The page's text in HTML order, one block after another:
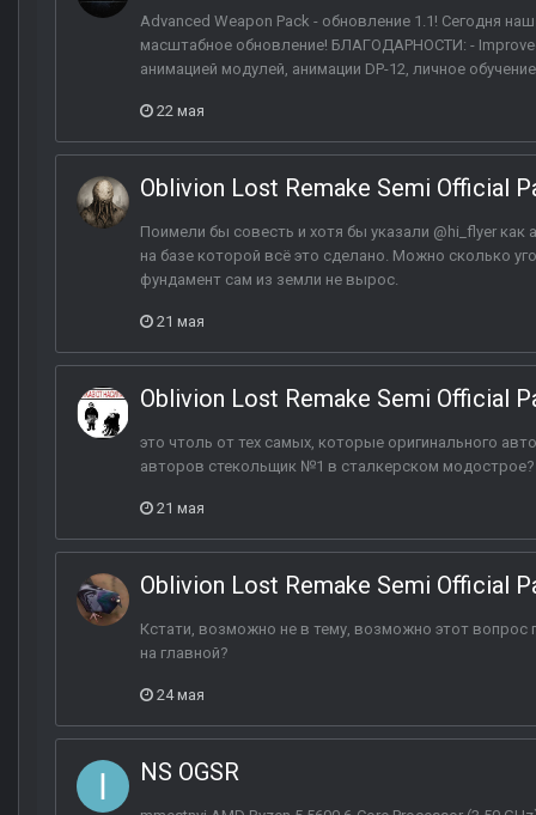
Advanced Weapon Pack - обновление 1.1! Сегодня
масштабное обновление! БЛАГОДАРНОСТИ: -
анимацией модулей, анимации DP-12, личное
22 мая
Oblivion Lost Remake Semi Official
Поимели бы совесть и хотя бы указали @hi_flyer
на базе которой всё это сделано. Можно сколько
фундамент сам из земли не вырос.
21 мая
Oblivion Lost Remake Semi Official
это чтоль от тех самых, которые оригинального
авторов стекольщик №1 в сталкерском модострое?
21 мая
Oblivion Lost Remake Semi Official
Кстати, возможно не в тему, возможно этот вопрос
на главной?
24 мая
NS OGSR